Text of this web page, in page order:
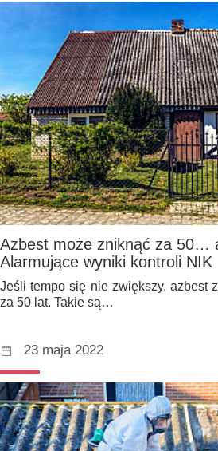
Azbest może zniknąć za 50…
Alarmujące wyniki kontroli NIK
Jeśli tempo się nie zwiększy, azbest
za 50 lat. Takie są…
23 maja 2022